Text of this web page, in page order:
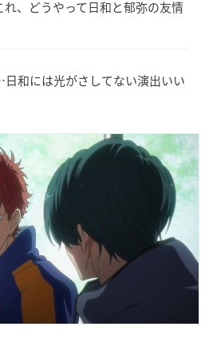
、どうやって日和と郁弥の友情
和には光がさしてない演出いい